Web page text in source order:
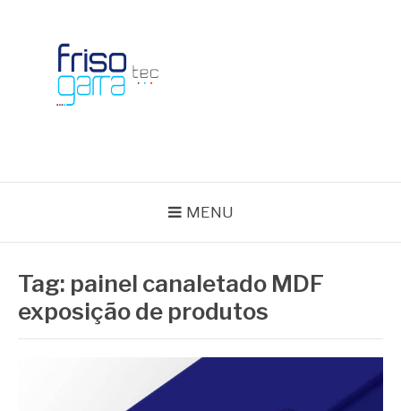
MENU
Tag: painel canaletado MDF
exposição de produtos